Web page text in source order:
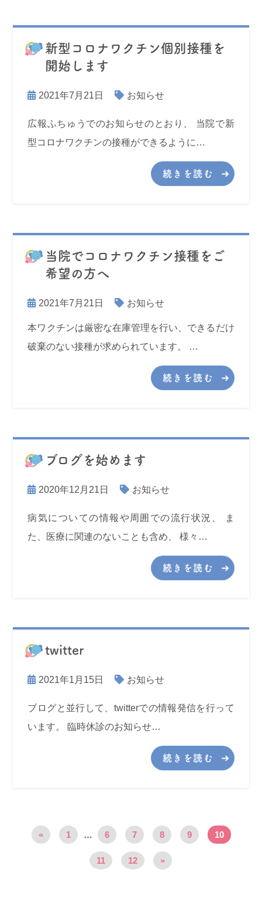
新型コロナワクチン個別接種を
開始します
2021年7月21日 お知らせ
広報ふちゅうでのお知らせのとおり、 当院で新
型コロナワクチンの接種ができるように…
続きを読む
当院でコロナワクチン接種をご
希望の方へ
2021年7月21日 お知らせ
本ワクチンは厳密な在庫管理を行い、できるだけ
破棄のない接種が求められています。 …
続きを読む
ブログを始めます
2020年12月21日 お知らせ
病気についての情報や周囲での流行状況、 ま
た、医療に関連のないことも含め、 様々…
続きを読む
twitter
2021年1月15日 お知らせ
ブログと並行して、twitterでの情報発信を行って
います。 臨時休診のお知らせ…
続きを読む
« 1 … 6 7 8 9 10
11 12 »